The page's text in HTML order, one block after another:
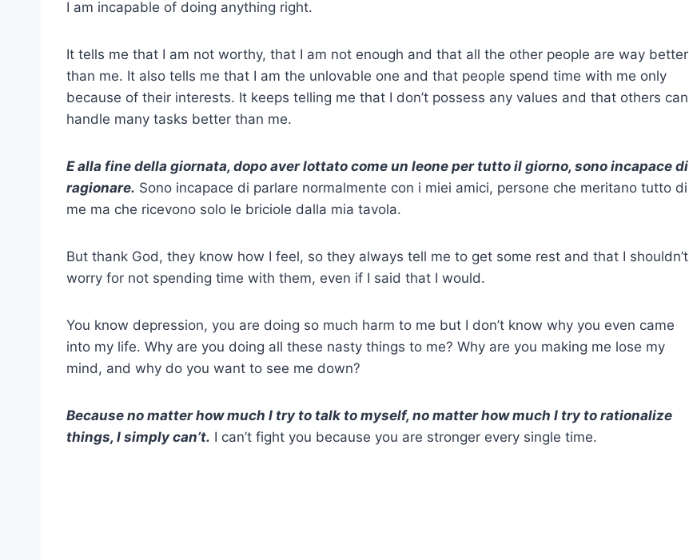
I am incapable of doing anything right.
It tells me that I am not worthy, that I am not enough and that all the other people are way better
than me. It also tells me that I am the unlovable one and that people spend time with me only
because of their interests. It keeps telling me that I don’t possess any values and that others can
handle many tasks better than me.
E alla fine della giornata, dopo aver lottato come un leone per tutto il giorno, sono incapace di
ragionare. Sono incapace di parlare normalmente con i miei amici, persone che meritano tutto di
me ma che ricevono solo le briciole dalla mia tavola.
But thank God, they know how I feel, so they always tell me to get some rest and that I shouldn’t
worry for not spending time with them, even if I said that I would.
You know depression, you are doing so much harm to me but I don’t know why you even came
into my life. Why are you doing all these nasty things to me? Why are you making me lose my
mind, and why do you want to see me down?
Because no matter how much I try to talk to myself, no matter how much I try to rationalize
things, I simply can’t. I can’t fight you because you are stronger every single time.